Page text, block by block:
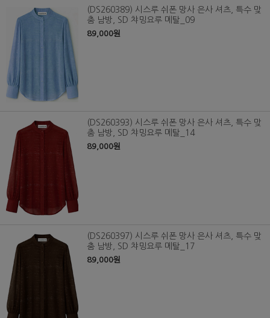
(DS260389) 시스루 쉬폰 망사 은사 셔츠, 특수 맞
춤 남방, SD 챠밍요루 메탈_09
89,000원
(DS260393) 시스루 쉬폰 망사 은사 셔츠, 특수 맞
춤 남방, SD 챠밍요루 메탈_14
89,000원
(DS260397) 시스루 쉬폰 망사 은사 셔츠, 특수 맞
춤 남방, SD 챠밍요루 메탈_17
89,000원